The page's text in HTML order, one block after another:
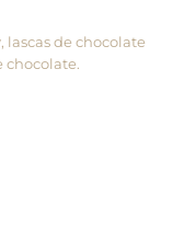
lascas de chocolate
chocolate.